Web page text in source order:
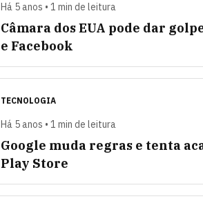
Há 5 anos • 1 min de leitura
Câmara dos EUA pode dar
e Facebook
TECNOLOGIA
Há 5 anos • 1 min de leitura
Google muda regras e tenta
Play Store